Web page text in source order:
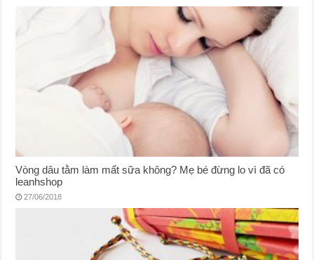
Vòng dâu tằm làm mất sữa không? Mẹ bé đừng lo vì đã có
leanhshop
27/06/2018